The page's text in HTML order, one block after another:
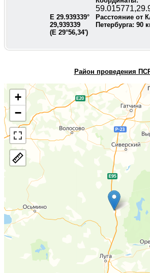
E 29.939339°
29,939339
(E 29°56,34')
Расстояние от
Петербурга: 90
Район проведения П
+
−